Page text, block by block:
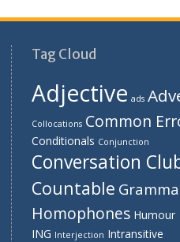
o
o
k
a
m
Tag Cloud
Adjective ads
Collocations Common
Conditionals Conjunction
Conversation
Countable
Homophones Humour
ING Interjection Intransitive